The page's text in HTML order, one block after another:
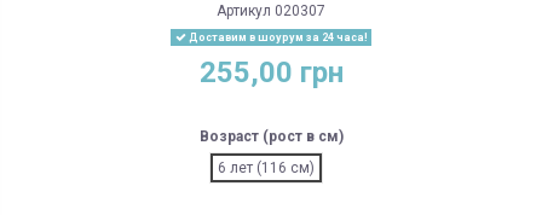
Артикул 020307
Доставим в шоурум за 24 часа!
255,00 грн
Возраст (рост в см)
6 лет (116 см)